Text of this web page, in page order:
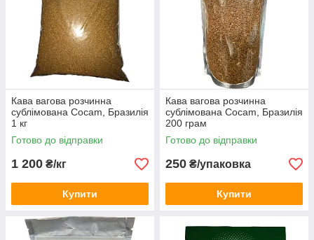
Кава вагова розчинна
сублімована Cocam, Бразилія
1 кг
Готово до відправки
1 200 ₴/кг
Купити
Кава вагова розчинна
сублімована Cocam, Бразилія
200 грам
Готово до відправки
250 ₴/упаковка
Купити